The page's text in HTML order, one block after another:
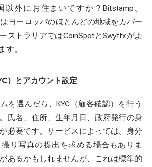
以外にお住まいですか？Bitstamp、
ヨーロッパのほとんどの地域をカバー
ストラリアではCoinSpotとSwyftxがよ
す。
）とアカウント設定
を選んだら、KYC（顧客確認）を行う
氏名、住所、生年月日、政府発行の身
必要です。サービスによっては、身分
り写真の提出を求める場合もありま
あるかもしれませんが、これは標準的